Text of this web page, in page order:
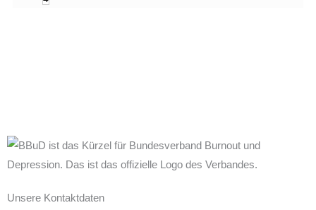
Unsere Kontaktdaten